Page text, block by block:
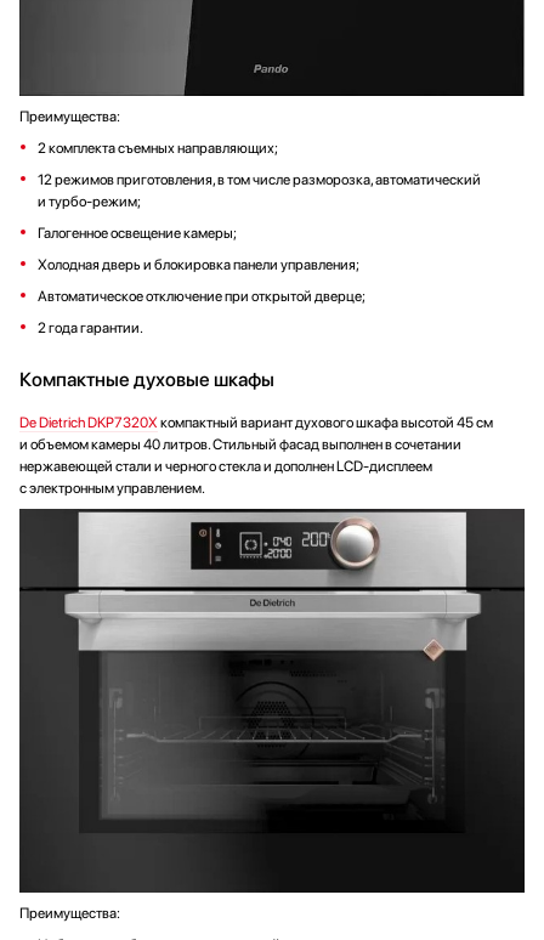
Преимущества:
2 комплекта съемных направляющих;
12 режимов приготовления, в том числе разморозка, автоматический
и турбо-режим;
Галогенное освещение камеры;
Холодная дверь и блокировка панели управления;
Автоматическое отключение при открытой дверце;
2 года гарантии.
Компактные духовые шкафы
De Dietrich DKP7320X компактный вариант духового шкафа высотой 45 см
и объемом камеры 40 литров. Стильный фасад выполнен в сочетании
нержавеющей стали и черного стекла и дополнен LCD-дисплеем
с электронным управлением.
Преимущества: